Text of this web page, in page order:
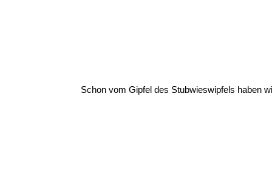
Schon vom Gipfel des Stubwieswipfels haben